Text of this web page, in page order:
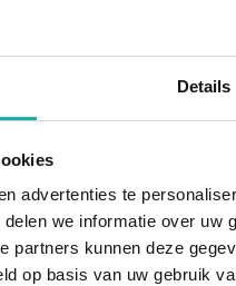
Details
advertenties te
we informatie over
partners kunnen deze
op basis van uw gebruik
(high
duiden op